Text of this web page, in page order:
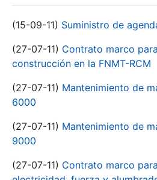
(15-09-11) Suministro de
(27-07-11) Contrato marco
construcción en la FNMT-RCM
(27-07-11) Mantenimiento de
6000
(27-07-11) Mantenimiento de
9000
(27-07-11) Contrato marco